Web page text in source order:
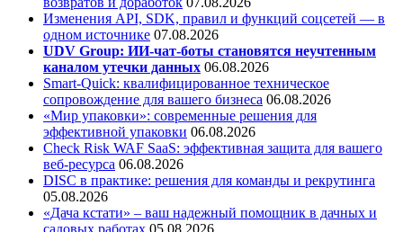
Изменения API, SDK, правил и функций соцсетей — в
одном источнике 07.08.2026
UDV Group: ИИ-чат-боты становятся неучтенным
каналом утечки данных 06.08.2026
Smart-Quick: квалифицированное техническое
сопровождение для вашего бизнеса 06.08.2026
«Мир упаковки»: современные решения для
эффективной упаковки 06.08.2026
Check Risk WAF SaaS: эффективная защита для вашего
веб-ресурса 06.08.2026
DISC в практике: решения для команды и рекрутинга
05.08.2026
«Дача кстати» – ваш надежный помощник в дачных и
садовых работах 05.08.2026